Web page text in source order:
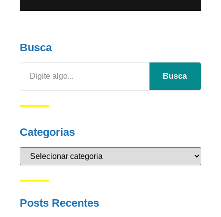
Busca
Busca
Categorias
Posts Recentes